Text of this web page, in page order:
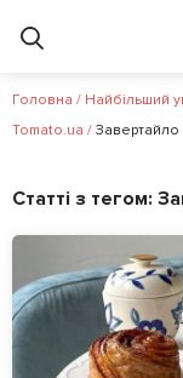
Головна / Найбільший
Tomato.ua / Завертайло
Статті з тегом: